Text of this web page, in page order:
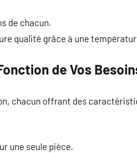
de chacun.
qualité grâce à une
de Vos
chacun offrant des
une seule pièce.